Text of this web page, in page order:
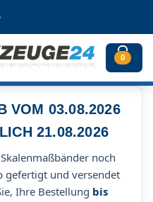
0
VOM 03.08.2026
21.08.2026
noch
gefertigt und versendet
Ihre Bestellung bis